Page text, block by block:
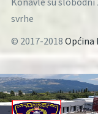
svrhe
© 2017-2018 Općina